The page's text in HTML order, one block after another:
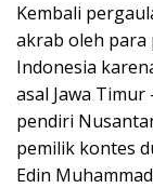
Kembali
akrab oleh para
Indonesia
asal Jawa Timur
pendiri
pemilik kontes
Edin